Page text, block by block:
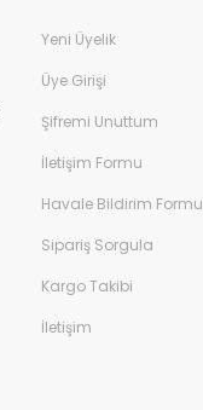
Yeni Üyelik
Üye Girişi
Şifremi Unuttum
İletişim Formu
Havale Bildirim Formu
Sipariş Sorgula
Kargo Takibi
İletişim